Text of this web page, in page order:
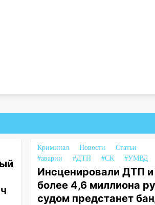
Криминал Новости
Статьи
#аварии
#ДТП #СК #УМВД
Инсценировали ДТП и
более 4,6 миллиона
судом предстанет